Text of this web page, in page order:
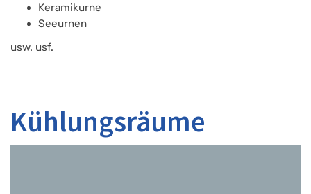
Keramikurne
Seeurnen
usw. usf.
Kühlungsräume